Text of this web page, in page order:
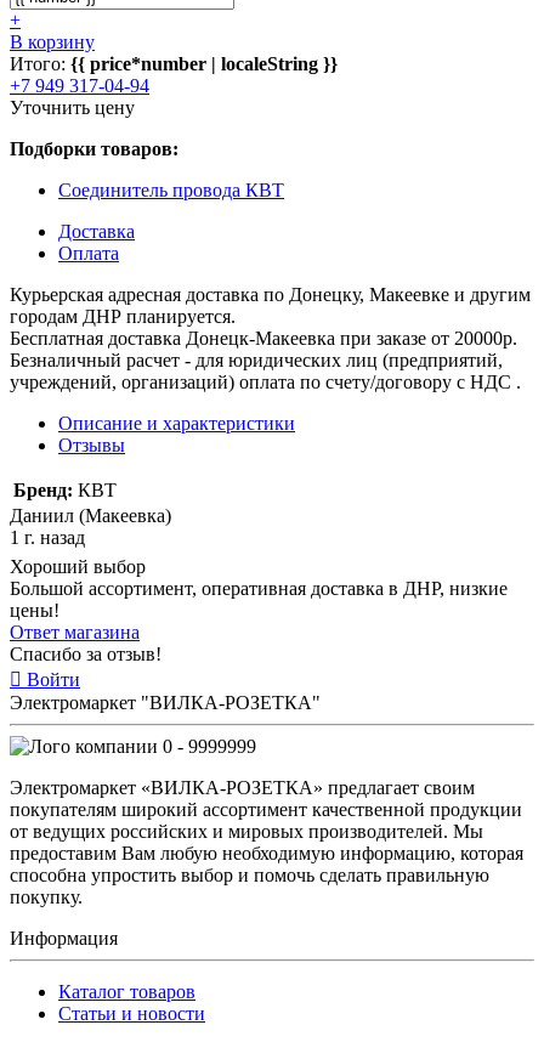
+
В корзину
Итого: {{ price*number | localeString }}
+7 949 317-04-94
Уточнить цену
Подборки товаров:
Соединитель провода КВТ
Доставка
Оплата
Курьерская адресная доставка по Донецку, Макеевке и другим
городам ДНР планируется.
Бесплатная доставка Донецк-Макеевка при заказе от 20000р.
Безналичный расчет - для юридических лиц (предприятий,
учреждений, организаций) оплата по счету/договору с НДС .
Описание и характеристики
Отзывы
Бренд: КВТ
Даниил (Макеевка)
1 г. назад
Хороший выбор
Большой ассортимент, оперативная доставка в ДНР, низкие
цены!
Ответ магазина
Спасибо за отзыв!
Войти
Электромаркет "ВИЛКА-РОЗЕТКА"
0 - 9999999
Электромаркет «ВИЛКА-РОЗЕТКА» предлагает своим
покупателям широкий ассортимент качественной продукции
от ведущих российских и мировых производителей. Мы
предоставим Вам любую необходимую информацию, которая
способна упростить выбор и помочь сделать правильную
покупку.
Информация
Каталог товаров
Статьи и новости